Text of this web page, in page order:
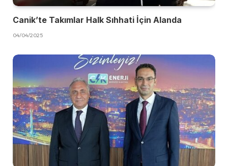
Canik’te Takımlar Halk Sıhhati İçin Alanda
04/04/2025